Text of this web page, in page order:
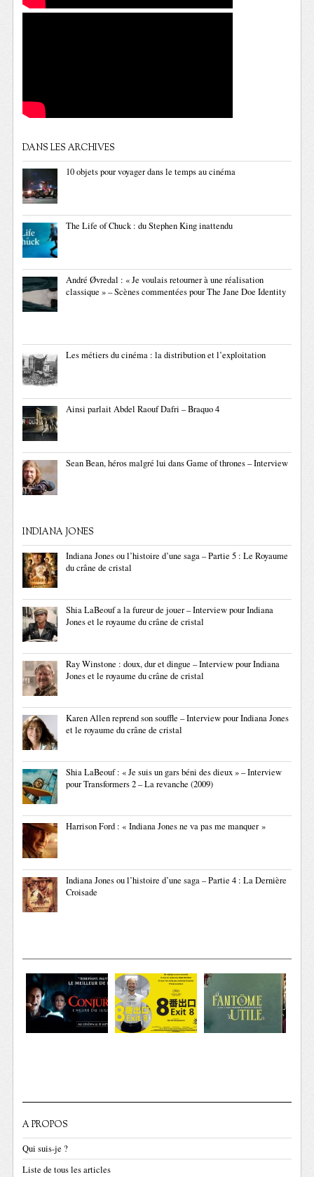
DANS LES ARCHIVES
10 objets pour voyager dans le temps au cinéma
The Life of Chuck : du Stephen King inattendu
André Øvredal : « Je voulais retourner à une réalisation
classique » – Scènes commentées pour The Jane Doe Identity
Les métiers du cinéma : la distribution et l’exploitation
Ainsi parlait Abdel Raouf Dafri – Braquo 4
Sean Bean, héros malgré lui dans Game of thrones – Interview
INDIANA JONES
Indiana Jones ou l’histoire d’une saga – Partie 5 : Le Royaume
du crâne de cristal
Shia LaBeouf a la fureur de jouer – Interview pour Indiana
Jones et le royaume du crâne de cristal
Ray Winstone : doux, dur et dingue – Interview pour Indiana
Jones et le royaume du crâne de cristal
Karen Allen reprend son souffle – Interview pour Indiana Jones
et le royaume du crâne de cristal
Shia LaBeouf : « Je suis un gars béni des dieux » – Interview
pour Transformers 2 – La revanche (2009)
Harrison Ford : « Indiana Jones ne va pas me manquer »
Indiana Jones ou l’histoire d’une saga – Partie 4 : La Dernière
Croisade
A PROPOS
Qui suis-je ?
Liste de tous les articles